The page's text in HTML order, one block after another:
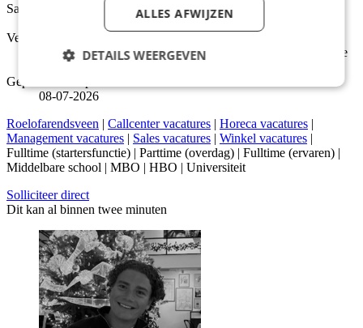
Salarisindicatie
Tussen €2.800 en €3.200 Per maand
Verantwoordelijk voor
Verantwoordelijk voor het begeleiden van het team en sterke
Gepubliceerd op
08-07-2026
Roelofarendsveen | Callcenter vacatures | Horeca vacatures |
Management vacatures | Sales vacatures | Winkel vacatures |
Fulltime (startersfunctie) | Parttime (overdag) | Fulltime (ervaren) |
Middelbare school | MBO | HBO | Universiteit
Solliciteer direct
Dit kan al binnen twee minuten
ALLES AFWIJZEN
DETAILS WEERGEVEN